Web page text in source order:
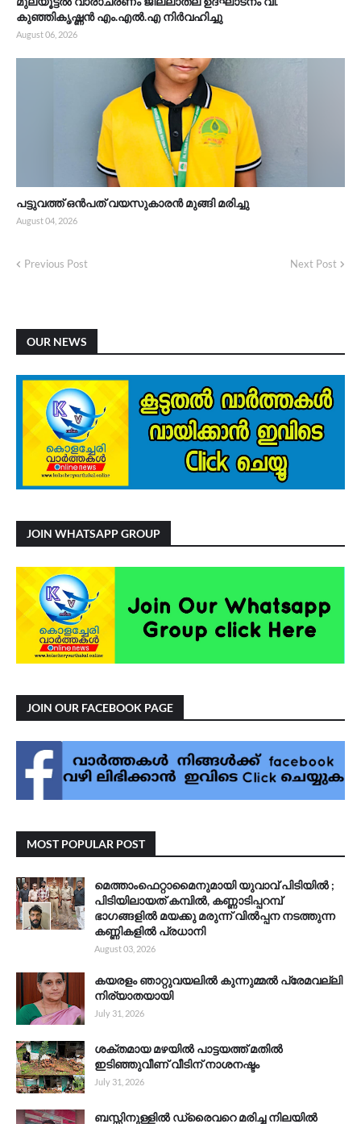
കുഞ്ഞികൃഷ്ണൻ എം.എൽ.എ നിർവഹിച്ചു
August 06, 2026
പട്ടുവത്ത് ഒൻപത് വയസുകാരൻ മുങ്ങി മരിച്ചു
August 04, 2026
Previous Post Next Post
OUR NEWS
JOIN WHATSAPP GROUP
JOIN OUR FACEBOOK PAGE
MOST POPULAR POST
മെത്താംഫെറ്റാമൈനുമായി യുവാവ് പിടിയിൽ ;
പിടിയിലായത് കമ്പിൽ, കണ്ണാടിപ്പറമ്പ്
ഭാഗങ്ങളിൽ മയക്കു മരുന്ന് വിൽപ്പന നടത്തുന്ന
കണ്ണികളിൽ പ്രധാനി
August 03, 2026
കയരളം ഞാറ്റുവയലിൽ കുന്നുമ്മൽ പ്രേമവല്ലി
നിര്യാതയായി
July 31, 2026
ശക്തമായ മഴയിൽ പാട്ടയത്ത് മതിൽ
ഇടിഞ്ഞുവീണ് വീടിന് നാശനഷ്ടം
July 31, 2026
ബസ്സിനുള്ളിൽ ഡ്രൈവറെ മരിച്ച നിലയിൽ